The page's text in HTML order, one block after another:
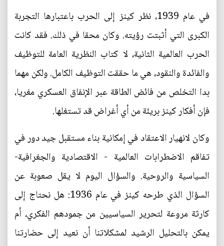
في عام 1939، نظر كينز إلى الحرب باعتبارها التجربة
الكبرى التي أثبتت رؤيته. وكان محقا في ذلك. فقد كانت
الحرب العالمية الثانية، لا كتاب النظرية العامة للتوظيف
والفائدة والنقود، هي ما حققت التوظيف الكامل. ولكن مهما
بدا التخلص من فائض الطاقة عبر الإنفاق العسكري مغريا،
فإن أفكار كينز بريئة من أي أغراض قد تستغلها.
وكان لانهيار الاعتقاد في إمكانية بناء مستقبل جيد دور في
تفاقم الاضطرابات العالمية - الاقتصادية والجغرافية-
السياسية والروحية. والسؤال اليوم لا يقل صعوبة عن
السؤال الذي طرحه كينز في عام 1936: هل نحتاج إلى
كارثة مروعة لتحرير السياسيين من جمودهم الفكري، أم
يمكن بالتحليل الرشيد لمشكلاتنا أن نعيد إلى حضارتنا